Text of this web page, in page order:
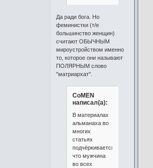
Да ради бога. Но
феминистки (т/е
большинство женщин)
считают ОБЫЧНЫМ
мироустройством именно
то, которое они называют
ПОЛЯРНЫМ слово
"матриархат".
CoMEN
написал(а):
В материалах
альманаха во
многих
статьях
подчёркивается
что мужчина
во всех